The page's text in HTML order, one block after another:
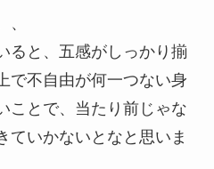
ると、五感がしっかり揃
で不自由が何一つない身
ことで、当たり前じゃな
ていかないとなと思いま